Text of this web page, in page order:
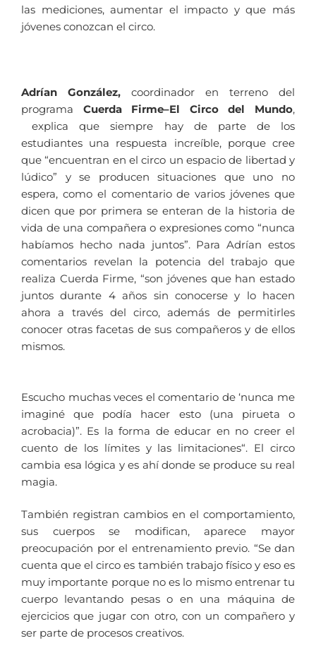
las mediciones, aumentar el impacto y que más
jóvenes conozcan el circo.
Adrían González, coordinador en terreno del
programa Cuerda Firme–El Circo del Mundo,
explica que siempre hay de parte de los
estudiantes una respuesta increíble, porque cree
que “encuentran en el circo un espacio de libertad y
lúdico” y se producen situaciones que uno no
espera, como el comentario de varios jóvenes que
dicen que por primera se enteran de la historia de
vida de una compañera o expresiones como “nunca
habíamos hecho nada juntos”. Para Adrían estos
comentarios revelan la potencia del trabajo que
realiza Cuerda Firme, “son jóvenes que han estado
juntos durante 4 años sin conocerse y lo hacen
ahora a través del circo, además de permitirles
conocer otras facetas de sus compañeros y de ellos
mismos.
Escucho muchas veces el comentario de ‘nunca me
imaginé que podía hacer esto (una pirueta o
acrobacia)”. Es la forma de educar en no creer el
cuento de los límites y las limitaciones“. El circo
cambia esa lógica y es ahí donde se produce su real
magia.
También registran cambios en el comportamiento,
sus cuerpos se modifican, aparece mayor
preocupación por el entrenamiento previo. “Se dan
cuenta que el circo es también trabajo físico y eso es
muy importante porque no es lo mismo entrenar tu
cuerpo levantando pesas o en una máquina de
ejercicios que jugar con otro, con un compañero y
ser parte de procesos creativos.